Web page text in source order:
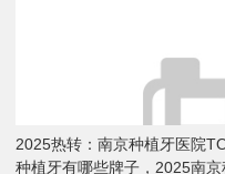
2025热转：南京种植牙医院
种植牙有哪些牌子，2025南